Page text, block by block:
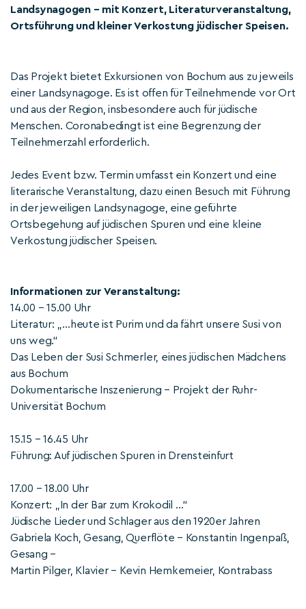
Landsynagogen – mit Konzert, Literaturveranstaltung,
Ortsführung und kleiner Verkostung jüdischer Speisen.
Das Projekt bietet Exkursionen von Bochum aus zu jeweils
einer Landsynagoge. Es ist offen für Teilnehmende vor Ort
und aus der Region, insbesondere auch für jüdische
Menschen. Coronabedingt ist eine Begrenzung der
Teilnehmerzahl erforderlich.
Jedes Event bzw. Termin umfasst ein Konzert und eine
literarische Veranstaltung, dazu einen Besuch mit Führung
in der jeweiligen Landsynagoge, eine geführte
Ortsbegehung auf jüdischen Spuren und eine kleine
Verkostung jüdischer Speisen.
Informationen zur Veranstaltung:
14.00 – 15.00 Uhr
Literatur: „…heute ist Purim und da fährt unsere Susi von
uns weg.“
Das Leben der Susi Schmerler, eines jüdischen Mädchens
aus Bochum
Dokumentarische Inszenierung – Projekt der Ruhr-
Universität Bochum
15.15 – 16.45 Uhr
Führung: Auf jüdischen Spuren in Drensteinfurt
17.00 – 18.00 Uhr
Konzert: „In der Bar zum Krokodil …“
Jüdische Lieder und Schlager aus den 1920er Jahren
Gabriela Koch, Gesang, Querflöte – Konstantin Ingenpaß,
Gesang –
Martin Pilger, Klavier – Kevin Hemkemeier, Kontrabass